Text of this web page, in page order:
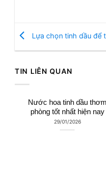
Lựa chọn tinh dầu để
TIN LIÊN QUAN
Nước hoa tinh dầu thơm
phòng tốt nhất hiện nay
29/01/2026